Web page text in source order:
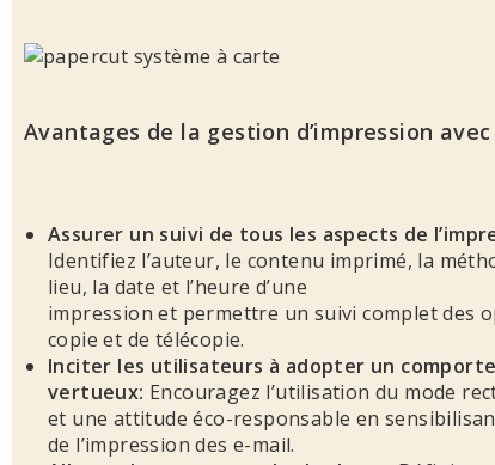
Avantages de la gestion d’impression avec
Assurer un suivi de tous les aspects de
Identifiez l’auteur, le contenu imprimé, la
lieu, la date et l’heure d’une
impression et permettre un suivi complet des
copie et de télécopie.
Inciter les utilisateurs à adopter un
vertueux: Encouragez l’utilisation du mode
et une attitude éco-responsable en
de l’impression des e-mail.